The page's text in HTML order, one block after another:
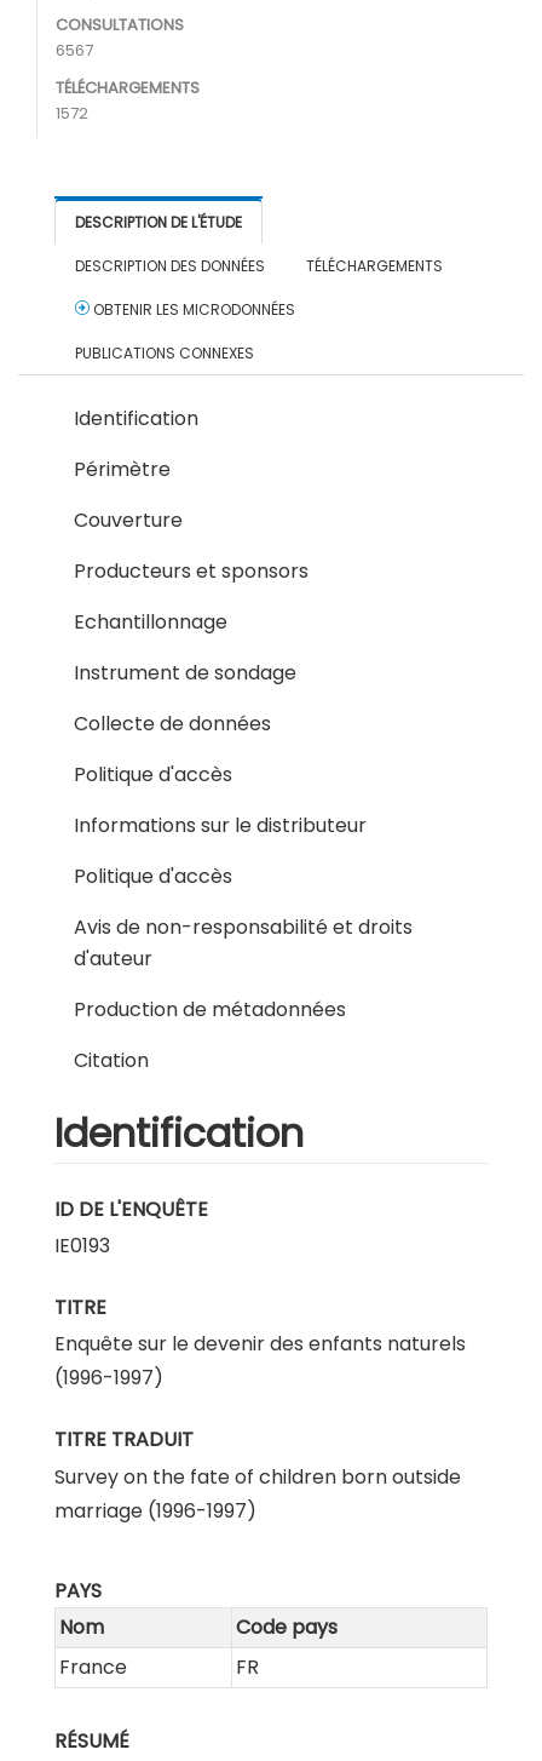
CONSULTATIONS
6567
TÉLÉCHARGEMENTS
1572
DESCRIPTION DE L'ÉTUDE
DESCRIPTION DES DONNÉES TÉLÉCHARGEMENTS
OBTENIR LES MICRODONNÉES
PUBLICATIONS CONNEXES
Identification
Périmètre
Couverture
Producteurs et sponsors
Echantillonnage
Instrument de sondage
Collecte de données
Politique d'accès
Informations sur le distributeur
Politique d'accès
Avis de non-responsabilité et droits
d'auteur
Production de métadonnées
Citation
Identification
ID DE L'ENQUÊTE
IE0193
TITRE
Enquête sur le devenir des enfants naturels
(1996-1997)
TITRE TRADUIT
Survey on the fate of children born outside
marriage (1996-1997)
PAYS
Nom
Code pays
France
FR
RÉSUMÉ